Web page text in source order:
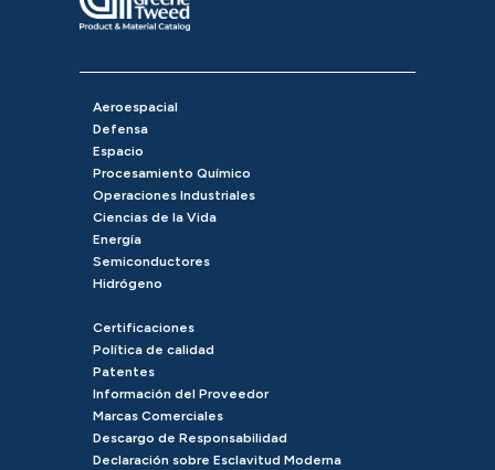
Aeroespacial
Defensa
Espacio
Procesamiento Químico
Operaciones Industriales
Ciencias de la Vida
Energía
Semiconductores
Hidrógeno
Certificaciones
Política de calidad
Patentes
Información del Proveedor
Marcas Comerciales
Descargo de Responsabilidad
Declaración sobre Esclavitud Moderna